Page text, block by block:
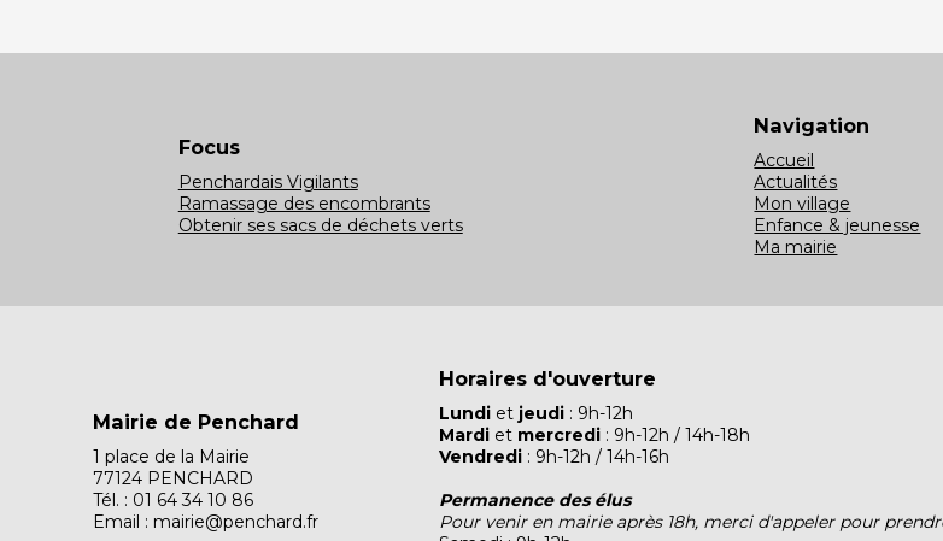
Focus
Penchardais Vigilants
Ramassage des encombrants
Obtenir ses sacs de déchets verts
Navigation
Accueil
Actualités
Mon village
Enfance & jeunesse
Ma mairie
Mairie de Penchard
1 place de la Mairie
77124 PENCHARD
Tél. : 01 64 34 10 86
Email : mairie@penchard.fr
Horaires d'ouverture
Lundi et jeudi : 9h-12h
Mardi et mercredi : 9h-12h / 14h-18h
Vendredi : 9h-12h / 14h-16h
Permanence des élus
Pour venir en mairie après 18h, merci d'appeler pour